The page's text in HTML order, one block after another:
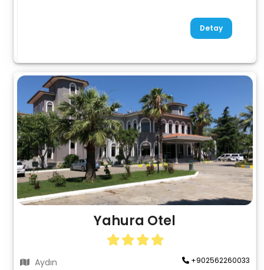
Detay
Yahura Otel
Aydın +902562260033